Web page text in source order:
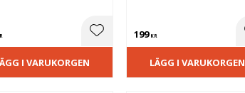
atmosfär i rummet.
Lägg till i favoriter
I VARUKORGEN
199KR
LÄGG I VARUKORGEN